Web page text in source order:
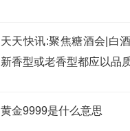
天天快讯:聚焦糖酒会|白
新香型或老香型都应以品
黄金9999是什么意思